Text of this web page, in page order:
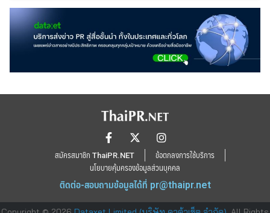
สมัครสมาชิก ThaiPR.NET
ข้อตกลงการใช้บริการ
นโยบายคุ้มครองข้อมูลส่วนบุคคล
ติดต่อ-สอบถามข้อมูลได้ที่ pr@thaipr.net